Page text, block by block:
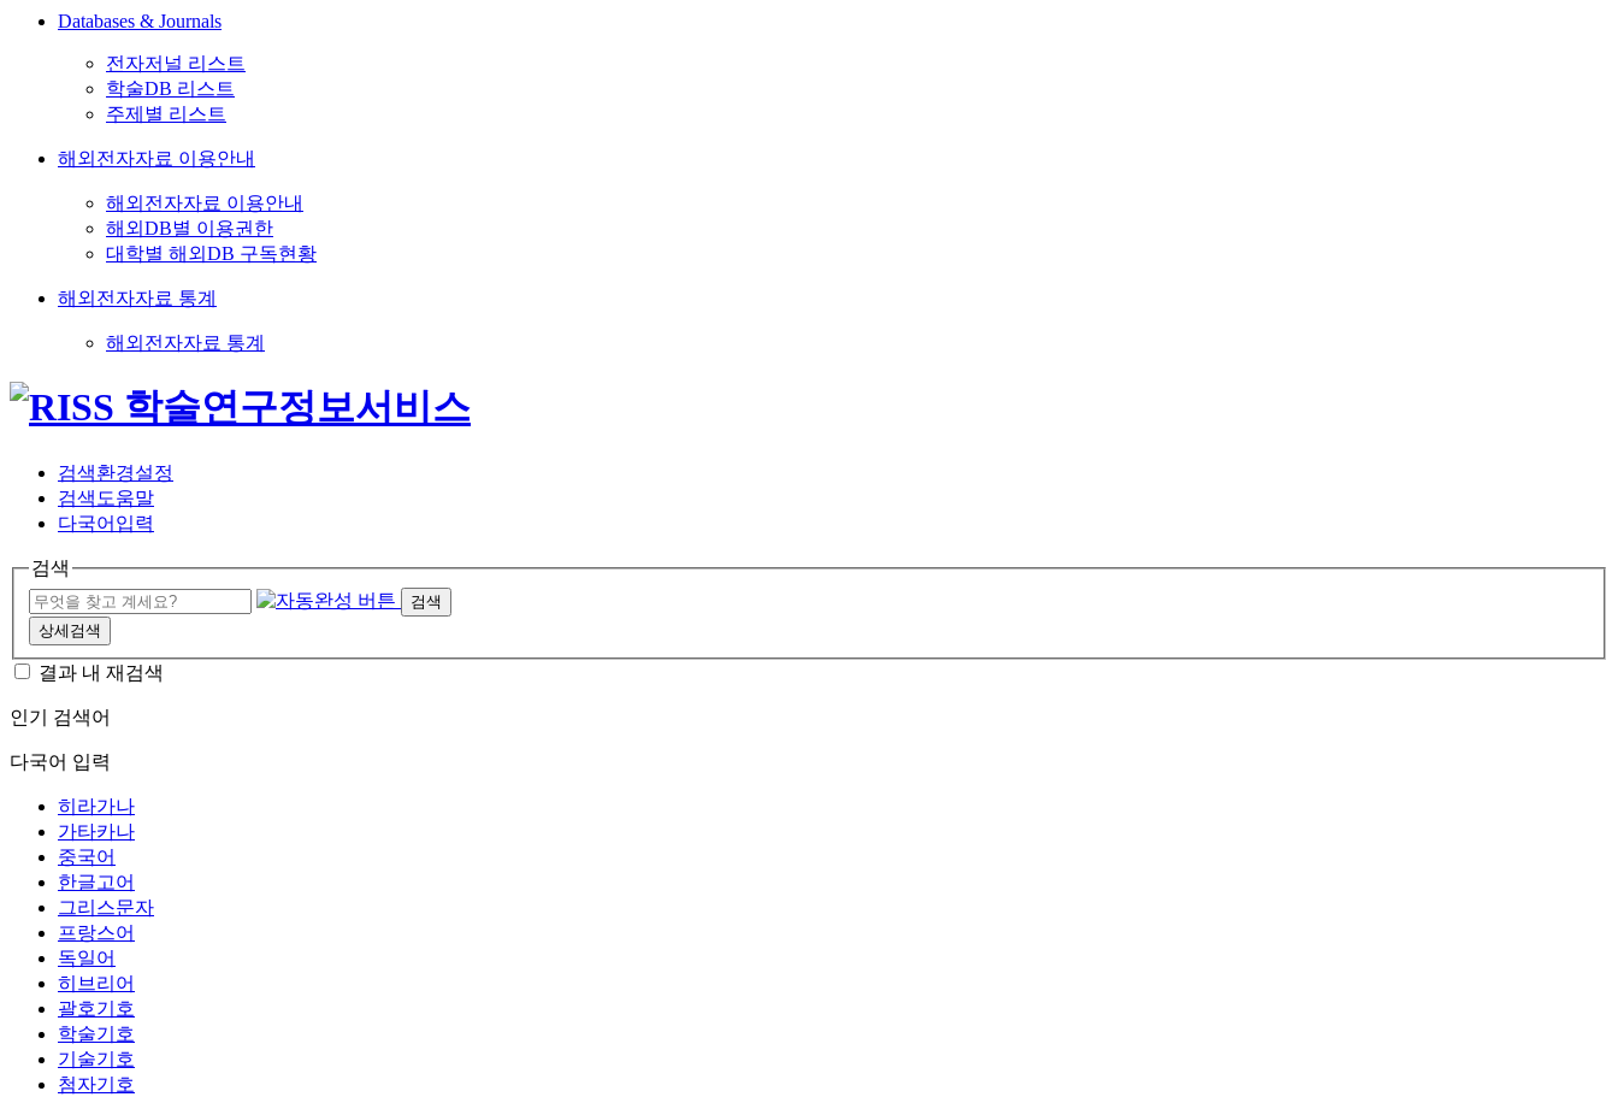
Databases & Journals
전자저널 리스트
학술DB 리스트
주제별 리스트
해외전자자료 이용안내
해외전자자료 이용안내
해외DB별 이용권한
대학별 해외DB 구독현황
해외전자자료 통계
해외전자자료 통계
검색환경설정
검색도움말
다국어입력
검색
검색
상세검색
결과 내 재검색
인기 검색어
다국어 입력
히라가나
가타카나
중국어
한글고어
그리스문자
프랑스어
독일어
히브리어
괄호기호
학술기호
기술기호
첨자기호